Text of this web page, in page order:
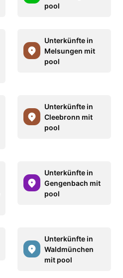
pool
Unterkünfte in
Melsungen mit
pool
Unterkünfte in
Cleebronn mit
pool
Unterkünfte in
Gengenbach mit
pool
Unterkünfte in
Waldmünchen
mit pool